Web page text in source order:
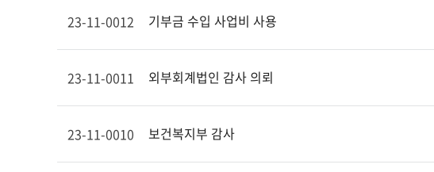
23-11-0012 기부금 수입 사업비 사용
23-11-0011 외부회계법인 감사 의뢰
23-11-0010 보건복지부 감사